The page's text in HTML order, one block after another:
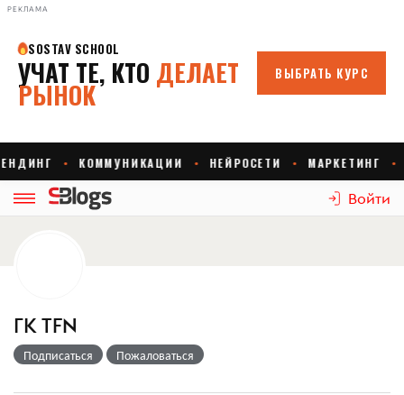
РЕКЛАМА
Войти
ГК TFN
Подписаться Пожаловаться